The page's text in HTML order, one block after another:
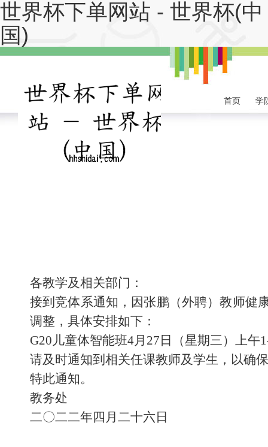
世界杯下单网站 - 世界杯(中
国)
首页 学
各教学及相关部门：
接到竞体系通知，因张鹏（外聘）教师健
调整，具体安排如下：
G20儿童体智能班4月 27 日（星期三）上午
请及时通知到相关任课教师及学生，以确保
特此通知。
教务处
二〇二二年四月二十六日